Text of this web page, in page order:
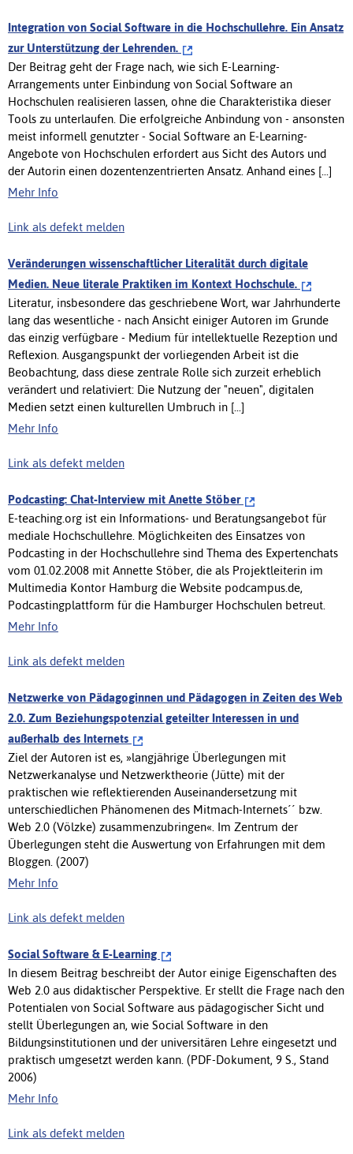
Integration von Social Software in die Hochschullehre. Ein Ansatz
zur Unterstützung der Lehrenden.
Der Beitrag geht der Frage nach, wie sich E-Learning-
Arrangements unter Einbindung von Social Software an
Hochschulen realisieren lassen, ohne die Charakteristika dieser
Tools zu unterlaufen. Die erfolgreiche Anbindung von - ansonsten
meist informell genutzter - Social Software an E-Learning-
Angebote von Hochschulen erfordert aus Sicht des Autors und
der Autorin einen dozentenzentrierten Ansatz. Anhand eines [...]
Mehr Info
Link als defekt melden
Veränderungen wissenschaftlicher Literalität durch digitale
Medien. Neue literale Praktiken im Kontext Hochschule.
Literatur, insbesondere das geschriebene Wort, war Jahrhunderte
lang das wesentliche - nach Ansicht einiger Autoren im Grunde
das einzig verfügbare - Medium für intellektuelle Rezeption und
Reflexion. Ausgangspunkt der vorliegenden Arbeit ist die
Beobachtung, dass diese zentrale Rolle sich zurzeit erheblich
verändert und relativiert: Die Nutzung der "neuen", digitalen
Medien setzt einen kulturellen Umbruch in [...]
Mehr Info
Link als defekt melden
Podcasting: Chat-Interview mit Anette Stöber
E-teaching.org ist ein Informations- und Beratungsangebot für
mediale Hochschullehre. Möglichkeiten des Einsatzes von
Podcasting in der Hochschullehre sind Thema des Expertenchats
vom 01.02.2008 mit Annette Stöber, die als Projektleiterin im
Multimedia Kontor Hamburg die Website podcampus.de,
Podcastingplattform für die Hamburger Hochschulen betreut.
Mehr Info
Link als defekt melden
Netzwerke von Pädagoginnen und Pädagogen in Zeiten des Web
2.0. Zum Beziehungspotenzial geteilter Interessen in und
außerhalb des Internets
Ziel der Autoren ist es, »langjährige Überlegungen mit
Netzwerkanalyse und Netzwerktheorie (Jütte) mit der
praktischen wie reflektierenden Auseinandersetzung mit
unterschiedlichen Phänomenen des Mitmach-Internets´´ bzw.
Web 2.0 (Völzke) zusammenzubringen«. Im Zentrum der
Überlegungen steht die Auswertung von Erfahrungen mit dem
Bloggen. (2007)
Mehr Info
Link als defekt melden
Social Software & E-Learning
In diesem Beitrag beschreibt der Autor einige Eigenschaften des
Web 2.0 aus didaktischer Perspektive. Er stellt die Frage nach den
Potentialen von Social Software aus pädagogischer Sicht und
stellt Überlegungen an, wie Social Software in den
Bildungsinstitutionen und der universitären Lehre eingesetzt und
praktisch umgesetzt werden kann. (PDF-Dokument, 9 S., Stand
2006)
Mehr Info
Link als defekt melden